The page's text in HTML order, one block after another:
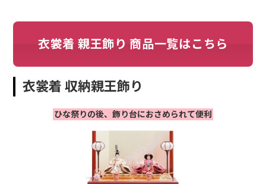
衣裳着 親王飾り 商品一覧はこちら
衣裳着 収納親王飾り
ひな祭りの後、飾り台におさめられて便利